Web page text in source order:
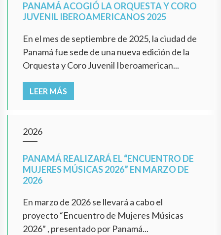
PANAMÁ ACOGIÓ LA ORQUESTA Y CORO
JUVENIL IBEROAMERICANOS 2025
En el mes de septiembre de 2025, la ciudad de
Panamá fue sede de una nueva edición de la
Orquesta y Coro Juvenil Iberoamerican...
LEER MÁS
2026
PANAMÁ REALIZARÁ EL “ENCUENTRO DE
MUJERES MÚSICAS 2026” EN MARZO DE
2026
En marzo de 2026 se llevará a cabo el
proyecto “Encuentro de Mujeres Músicas
2026” , presentado por Panamá...